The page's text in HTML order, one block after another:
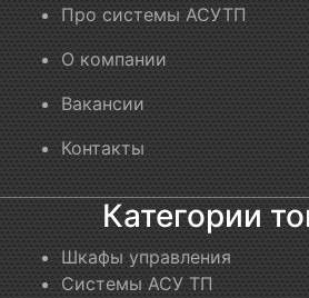
Про системы АСУТП
О компании
Вакансии
Контакты
Категории
Шкафы управления
Системы АСУ ТП